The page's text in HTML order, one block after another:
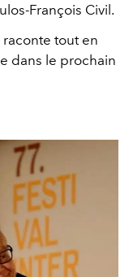
François Civil.
raconte tout en
dans le prochain